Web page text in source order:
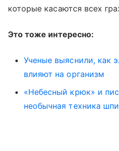
которые касаются всех
Это тоже интересно:
Ученые выяснили, как
влияют на организм
«Небесный крюк» и
необычная техника